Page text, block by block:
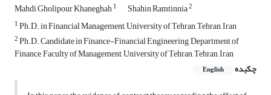
Mahdi Gholipour Khaneghah1 Shahin Ramtinnia2
1Ph.D. in Financial Management, University of Tehran, Tehran, Iran
2Ph.D. Candidate in Finance-Financial Engineering, Department of
Finance, Faculty of Management, University of Tehran, Tehran, Iran
چکیده
English